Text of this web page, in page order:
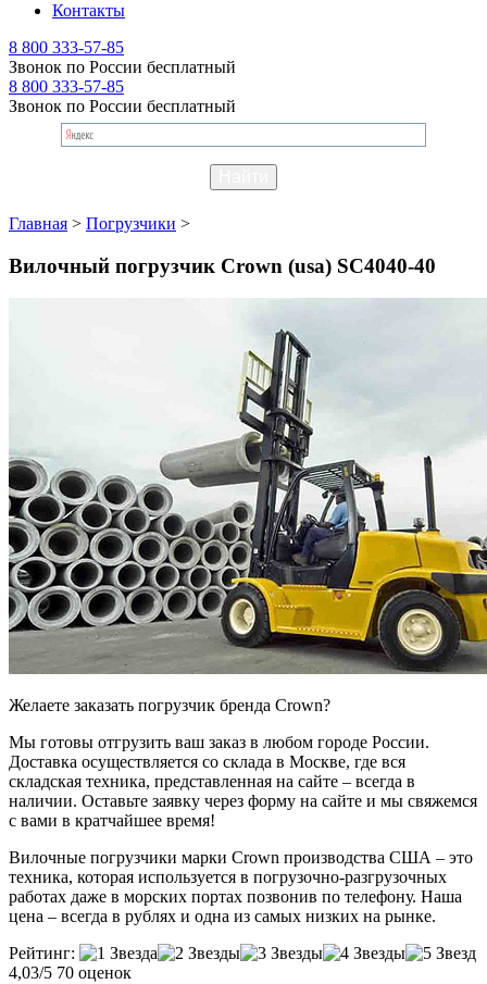
Контакты
8 800 333-57-85
Звонок по России бесплатный
8 800 333-57-85
Звонок по России бесплатный
Главная > Погрузчики >
Вилочный погрузчик Crown (usa) SC4040-40
Желаете заказать погрузчик бренда Crown?
Мы готовы отгрузить ваш заказ в любом городе России.
Доставка осуществляется со склада в Москве, где вся
складская техника, представленная на сайте – всегда в
наличии. Оставьте заявку через форму на сайте и мы свяжемся
с вами в кратчайшее время!
Вилочные погрузчики марки Crown производства США – это
техника, которая используется в погрузочно-разгрузочных
работах даже в морских портах позвонив по телефону. Наша
цена – всегда в рублях и одна из самых низких на рынке.
Рейтинг:
4,03/5 70 оценок